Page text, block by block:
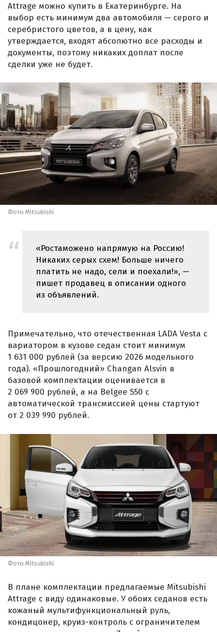
Attrage можно купить в Екатеринбурге. На
выбор есть минимум два автомобиля — серого и
серебристого цветов, а в цену, как
утверждается, входят абсолютно все расходы и
документы, поэтому никаких доплат после
сделки уже не будет.
Фото Mitsubishi
«Ростаможено напрямую на Россию!
Никаких серых схем! Больше ничего
платить не надо, сели и поехали!», —
пишет продавец в описании одного
из объявлений.
Примечательно, что отечественная LADA Vesta с
вариатором в кузове седан стоит минимум
1 631 000 рублей (за версию 2026 модельного
года). «Прошлогодний» Changan Alsvin в
базовой комплектации оценивается в
2 069 900 рублей, а на Belgee S50 с
автоматической трансмиссией цены стартуют
от 2 039 990 рублей.
Фото Mitsubishi
В плане комплектации предлагаемые Mitsubishi
Attrage с виду одинаковые. У обоих седанов есть
кожаный мультифункциональный руль,
кондицонер, круиз-контроль с ограничителем